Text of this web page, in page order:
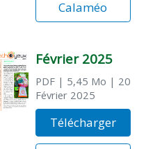
Calaméo
Février 2025
PDF| 5,45 Mo | 20
Février 2025
Télécharger